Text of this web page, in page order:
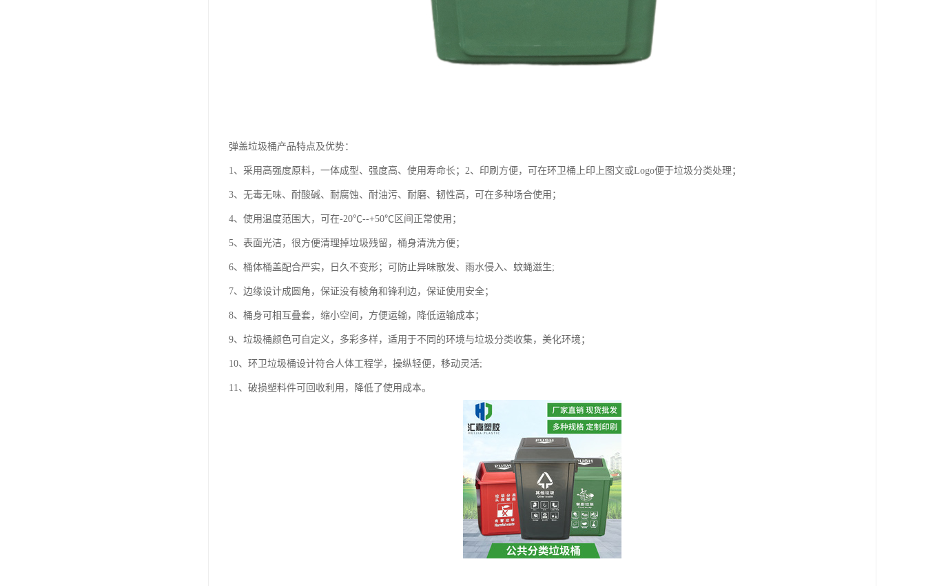
弹盖垃圾桶产品特点及优势：
1、采用高强度原料，一体成型、强度高、使用寿命长；2、印刷方便，可在环卫桶上印上图文或Logo便于垃圾分类处理；
3、无毒无味、耐酸碱、耐腐蚀、耐油污、耐磨、韧性高，可在多种场合使用；
4、使用温度范围大，可在-20℃--+50℃区间正常使用；
5、表面光洁，很方便清理掉垃圾残留，桶身清洗方便；
6、桶体桶盖配合严实，日久不变形；可防止异味散发、雨水侵入、蚊蝇滋生;
7、边缘设计成圆角，保证没有棱角和锋利边，保证使用安全；
8、桶身可相互叠套，缩小空间，方便运输，降低运输成本；
9、垃圾桶颜色可自定义，多彩多样，适用于不同的环境与垃圾分类收集，美化环境；
10、环卫垃圾桶设计符合人体工程学，操纵轻便，移动灵活;
11、破损塑料件可回收利用，降低了使用成本。